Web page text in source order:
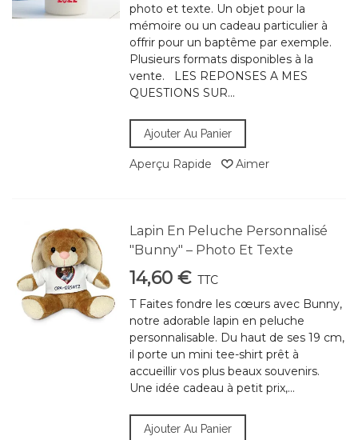
photo et texte. Un objet pour la
mémoire ou un cadeau particulier à
offrir pour un baptême par exemple.
Plusieurs formats disponibles à la
vente. LES REPONSES A MES
QUESTIONS SUR...
Ajouter Au Panier
Aperçu Rapide Aimer
Lapin En Peluche Personnalisé
"Bunny" – Photo Et Texte
14,60 € TTC
T Faites fondre les cœurs avec Bunny,
notre adorable lapin en peluche
personnalisable. Du haut de ses 19 cm,
il porte un mini tee-shirt prêt à
accueillir vos plus beaux souvenirs.
Une idée cadeau à petit prix,...
Ajouter Au Panier